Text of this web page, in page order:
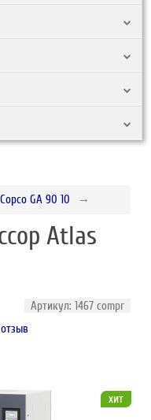
GA 90 10
Atlas
Артикул: 1467 compr
хит